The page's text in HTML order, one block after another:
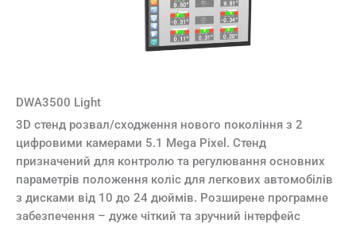
DWA3500 Light
3D стенд розвал/сходження нового покоління з 2
цифровими камерами 5.1 Mega Pixel. Стенд
призначений для контролю та регулювання основних
параметрів положення коліс для легкових автомобілів
з дисками від 10 до 24 дюймів. Розширене програмне
забезпечення – дуже чіткий та зручний інтерфейс